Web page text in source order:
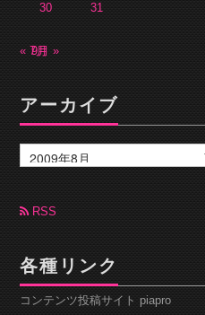
30 31
« 7月9月 »
アーカイブ
ー
カ
ブ RSS
各種リンク
コンテンツ投稿サイト piapro